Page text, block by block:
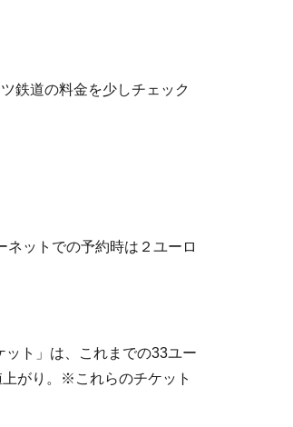
鉄道の料金を少しチェック
ットでの予約時は２ユーロ
ト」は、これまでの33ユー
がり。※これらのチケット